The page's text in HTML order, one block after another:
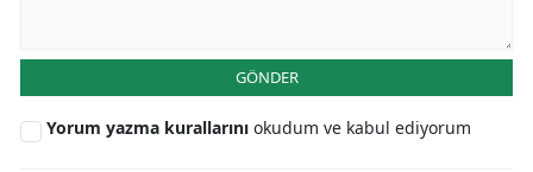
GÖNDER
Yorum yazma kurallarını okudum ve kabul ediyorum